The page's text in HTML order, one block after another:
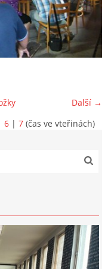
Další →
6 | 7 (čas ve vteřinách)